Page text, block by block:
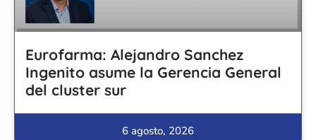
Eurofarma: Alejandro Sanchez
Ingenito asume la Gerencia General
del cluster sur
6 agosto, 2026